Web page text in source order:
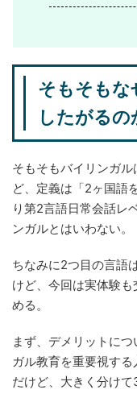
そもそもな
したがるの
そもそもバイリンガ
ど、定義は「2ヶ国語
り第2言語日常会話レ
ンガルとはいわない。
ちなみに2つ目の言語
けど、今回は実体験
める。
まず、デメリットに
ガル教育を重要視す
だけど、大きく分けて